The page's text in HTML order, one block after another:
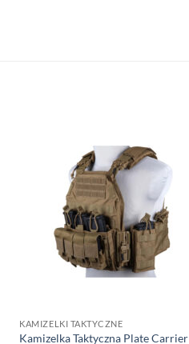
KAMIZELKI TAKTYCZNE
Kamizelka Taktyczna Plate Carrier